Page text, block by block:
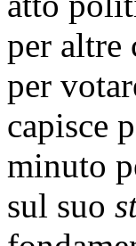
per altre
per
capisce
minuto
sul suo